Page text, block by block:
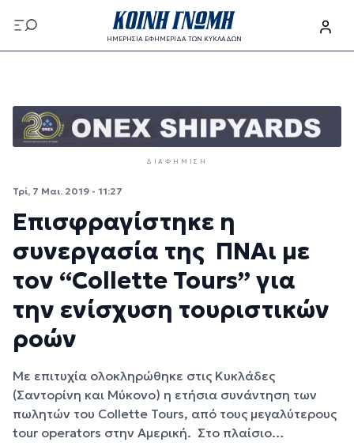
Παράκαμψη προς το κυρίως περιεχόμενο
ΗΜΕΡΗΣΙΑ ΕΦΗΜΕΡΙΔΑ ΤΩΝ ΚΥΚΛΑΔΩΝ
ΔΙΑΦΉΜΙΣΗ
Τρί, 7 Μαι. 2019 - 11:27
Επισφραγίστηκε η
συνεργασία της ΠΝΑι με
τον “Collette Tours” για
την ενίσχυση τουριστικών
ροών
Με επιτυχία ολοκληρώθηκε στις Κυκλάδες
(Σαντορίνη και Μύκονο) η ετήσια συνάντηση των
πωλητών του Collette Tours, από τους μεγαλύτερους
tour operators στην Αμερική. Στο πλαίσιο…